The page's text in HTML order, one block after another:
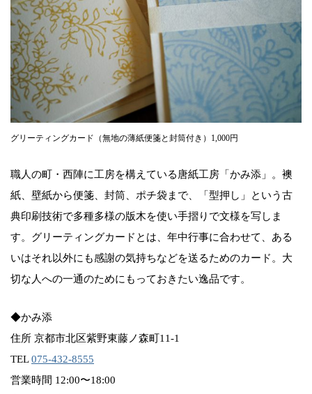
グリーティングカード（無地の薄紙便箋と封筒付き）1,000円
職人の町・西陣に工房を構えている唐紙工房「かみ添」。襖
紙、壁紙から便箋、封筒、ポチ袋まで、「型押し」という古
典印刷技術で多種多様の版木を使い手摺りで文様を写しま
す。グリーティングカードとは、年中行事に合わせて、ある
いはそれ以外にも感謝の気持ちなどを送るためのカード。大
切な人への一通のためにもっておきたい逸品です。
◆かみ添
住所 京都市北区紫野東藤ノ森町11-1
TEL075-432-8555
営業時間 12:00〜18:00